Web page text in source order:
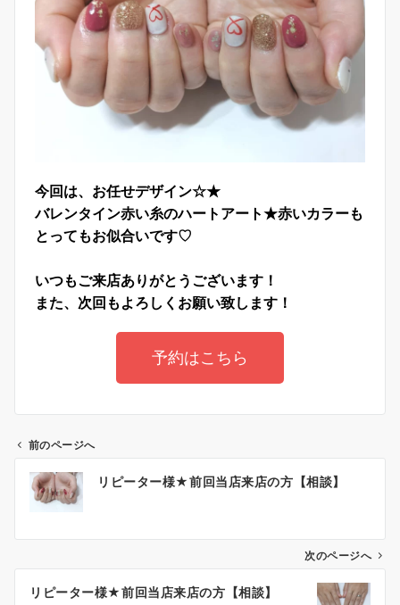
今回は、お任せデザイン☆★
バレンタイン赤い糸のハートアート★赤いカラーも
とってもお似合いです♡
いつもご来店ありがとうございます！
また、次回もよろしくお願い致します！
予約はこちら
前のページへ
リピーター様★前回当店来店の方【相談】
次のページへ
リピーター様★前回当店来店の方【相談】